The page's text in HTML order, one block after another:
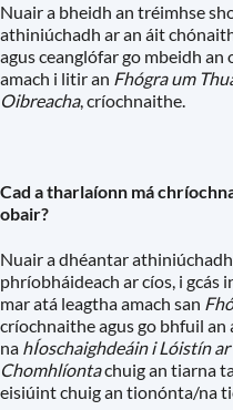
Nuair a bheidh an tréimhse
athiniúchadh ar an áit
agus ceanglófar go mbeidh an
amach i litir an Fhógra um
Oibreacha, críochnaithe.
Cad a tharlaíonn má
obair?
Nuair a dhéantar
phríobháideach ar cíos, i gcás
mar atá leagtha amach san
críochnaithe agus go bhfuil
na hÍoschaighdeáin i Lóistín ar
Chomhlíontachuig an tiarna
eisiúint chuig an tionónta/na